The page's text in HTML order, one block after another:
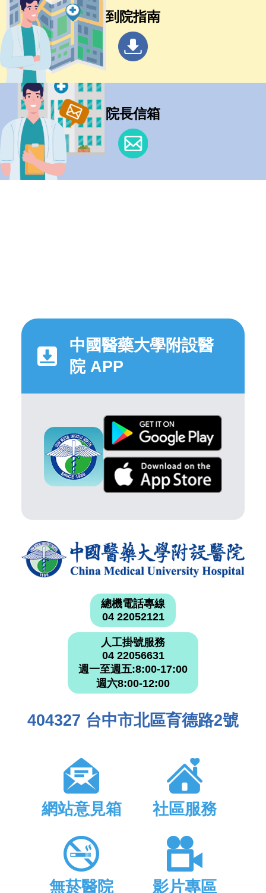
到院指南
院長信箱
中國醫藥大學附設醫
院 APP
總機電話專線
04 22052121
人工掛號服務
04 22056631
週一至週五:8:00-17:00
週六8:00-12:00
404327 台中市北區育德路2號
網站意見箱 社區服務
無菸醫院 影片專區